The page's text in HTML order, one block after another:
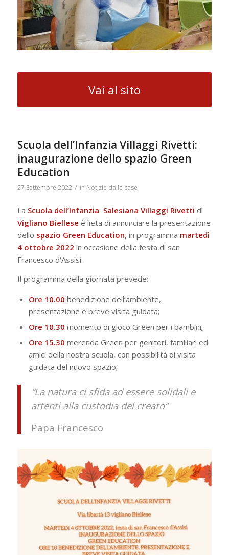
Vai al sito
Scuola dell’Infanzia Villaggi Rivetti:
inaugurazione dello spazio Green
Education
27 Settembre 2022 / in Notizie dalle case
La Scuola dell’Infanzia Salesiana Villaggi Rivetti di
Vigliano Biellese è lieta di annunciare la presentazione
dello spazio Green Education, in programma martedì
4 ottobre 2022 in occasione della festa di san
Francesco d’Assisi.
Il programma della giornata prevede:
Ore 10.00 benedizione dell’ambiente,
presentazione e breve visita guidata;
Ore 10.30 momento di gioco Green per i bambini;
Ore 15.30 merenda Green per genitori, familiari ed
amici della nostra scuola, con possibilità di visita
guidata del nuovo spazio;
“La natura ci sfida ad essere solidali e
attenti alla custodia del creato”
Papa Francesco